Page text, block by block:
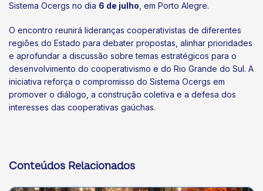
Sistema Ocergs no dia 6 de julho , em Porto Alegre.
O encontro reunirá lideranças cooperativistas de diferentes
regiões do Estado para debater propostas, alinhar prioridades
e aprofundar a discussão sobre temas estratégicos para o
desenvolvimento do cooperativismo e do Rio Grande do Sul. A
iniciativa reforça o compromisso do Sistema Ocergs em
promover o diálogo, a construção coletiva e a defesa dos
interesses das cooperativas gaúchas.
Conteúdos Relacionados